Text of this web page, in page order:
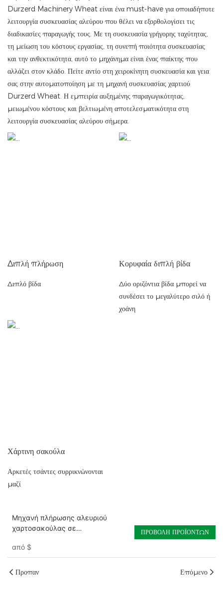
Durzerd Machinery Wheat είναι ένα must-have για οποιαδήποτε
λειτουργία συσκευασίας αλεύρου που θέλει να εξορθολογίσει τις
διαδικασίες παραγωγής τους. Με τη συσκευασία γρήγορης ταχύτητας,
τη μείωση του κόστους εργασίας, τη συνεπή ποιότητα συσκευασίας
και την ανθεκτικότητα, αυτό το μηχάνημα είναι ένας παίκτης που
αλλάζει στον κλάδο. Πείτε αντίο στη χειροκίνητη συσκευασία και γεια
σας στην αυτοματοποίηση με τη μηχανή συσκευασίας χαρτιού
Durzerd Wheat. Η εμπειρία αυξημένης παραγωγικότητας,
μειωμένου κόστους και βελτιωμένη αποτελεσματικότητα στη
λειτουργία συσκευασίας αλεύρου σήμερα.
Διπλή πλήρωση
Διπλό βίδα
Κορυφαία διπλή βίδα
Δύο οριζόντια βίδα μπορεί να
συνδέσει το μεγαλύτερο σιλό ή
χοάνη
Χάρτινη σακούλα
Αρκετές τσάντες συρρικνώνονται
μαζί
Μηχανή πλήρωσης αλευριού
χαρτοσακούλας σε
από $
ΠΡΟΒΟΛΉ ΠΡΟΪΌΝΤΩΝ
Προπαν Επόμενο